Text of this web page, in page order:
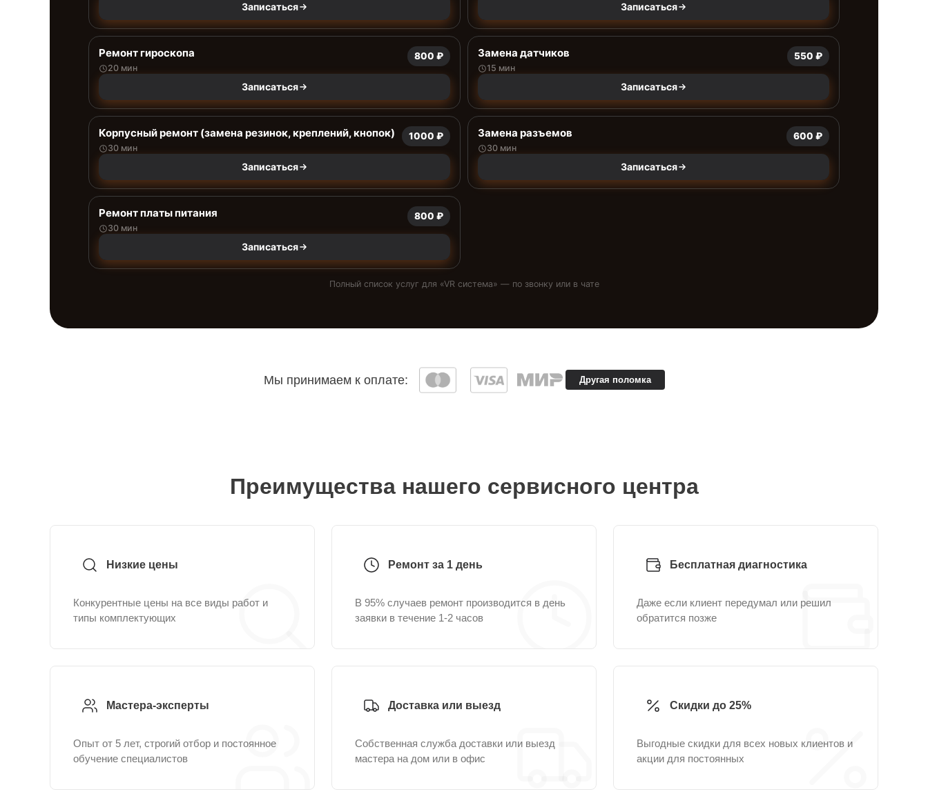
Записаться Записаться
Ремонт гироскопа
20 мин
800 ₽
Записаться
Замена датчиков
15 мин
550 ₽
Записаться
Корпусный ремонт (замена резинок, креплений, кнопок)
30 мин
1000 ₽
Записаться
Замена разъемов
30 мин
600 ₽
Записаться
Ремонт платы питания
30 мин
800 ₽
Записаться
Полный список услуг для «VR система» — по звонку или в чате
Мы принимаем к оплате: Другая поломка
Преимущества нашего сервисного центра
Низкие цены
Конкурентные цены на все виды работ и
типы комплектующих
Ремонт за 1 день
В 95% случаев ремонт производится в день
заявки в течение 1-2 часов
Бесплатная диагностика
Даже если клиент передумал или решил
обратится позже
Мастера-эксперты
Опыт от 5 лет, строгий отбор и постоянное
обучение специалистов
Доставка или выезд
Собственная служба доставки или выезд
мастера на дом или в офис
Скидки до 25%
Выгодные скидки для всех новых клиентов и
акции для постоянных